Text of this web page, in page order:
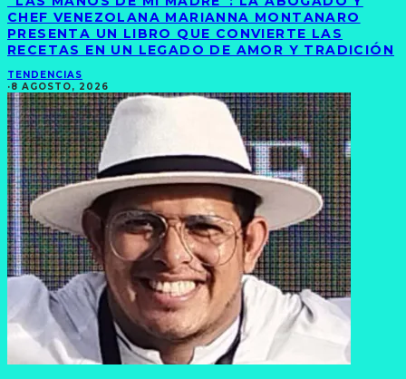
CHEF VENEZOLANA MARIANNA MONTANARO
PRESENTA UN LIBRO QUE CONVIERTE LAS
RECETAS EN UN LEGADO DE AMOR Y TRADICIÓN
TENDENCIAS
·8 AGOSTO, 2026